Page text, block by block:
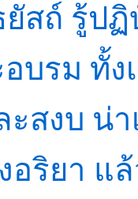
สถ์ รู้ปฏิ
บรม ทั้
ะสงบ น่
อริยา